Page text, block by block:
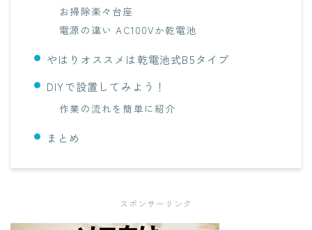
お掃除楽々台座
電源の違い AC100Vか乾電池
やはりオススメは乾電池式B5タイプ
DIYで設置してみよう！
作業の流れを簡単に紹介
まとめ
スポンサーリンク